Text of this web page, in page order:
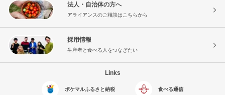
法人・自治体の方へ
アライアンスのご相談はこちらから
採用情報
生産者と食べる人をつなぎたい
Links
ポケマルふるさと納税 食べる通信